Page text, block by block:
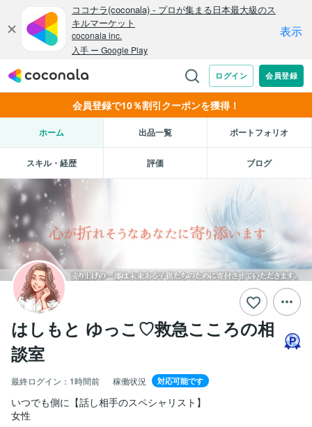
会員登録で10％割引クーポンを獲得！
ホーム 出品一覧 ポートフォリオ
スキル・経歴 評価 ブログ
はしもと ゆっこ♡救急こころの相
談室
最終ログイン： 1時間前 稼働状況 対応可能です
いつでも側に【話し相手のスペシャリスト】
女性